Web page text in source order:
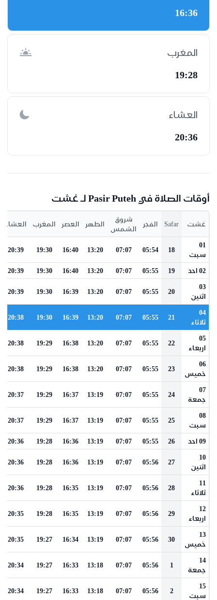
16:36
المغرب
19:28
العشاء
20:36
أوقات الصلاة في Pasir Puteh لـ غشت
غشت Safar الفجر
شروق
الشمس
الظهر العصر المغرب العشاء
01
سبت
18
05:54
07:07
13:20
16:40
19:30
20:39
02 احد 19
05:55
07:07
13:20
16:40
19:30
20:39
03
اثنين
20
05:55
07:07
13:20
16:39
19:30
20:39
04
ثلاثاء
21
05:55
07:07
13:20
16:39
19:30
20:38
05
اربعاء
22
05:55
07:07
13:20
16:38
19:29
20:38
06
خميس
23
05:55
07:07
13:20
16:38
19:29
20:38
07
جمعة
24
05:55
07:07
13:19
16:37
19:29
20:37
08
سبت
25
05:55
07:07
13:19
16:37
19:29
20:37
09 احد 26
05:55
07:07
13:19
16:36
19:28
20:36
10
اثنين
27
05:56
07:07
13:19
16:36
19:28
20:36
11
ثلاثاء
28
05:56
07:07
13:19
16:35
19:28
20:36
12
اربعاء
29
05:56
07:07
13:19
16:35
19:28
20:35
13
خميس
30
05:56
07:07
13:19
16:34
19:27
20:35
14
جمعة
1
05:56
07:07
13:18
16:33
19:27
20:34
15
سبت
2
05:56
07:07
13:18
16:33
19:27
20:34